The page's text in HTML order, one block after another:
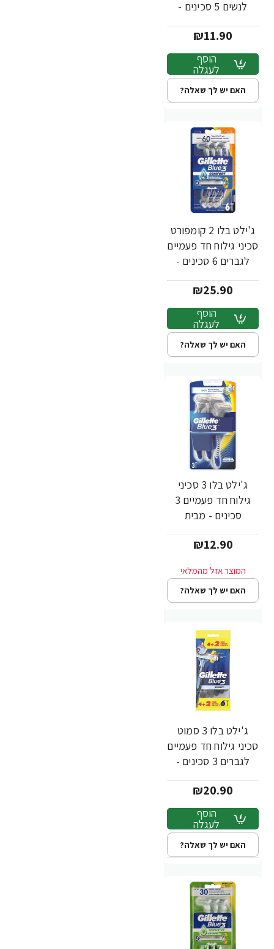
לנשים 5 סכינים -
₪11.90
הוסף
לעגלה
האם יש לך שאלה?
ג'ילט בלו 2 קומפורט
סכיני גילוח חד פעמיים
לגברים 6 סכינים -
₪25.90
הוסף
לעגלה
האם יש לך שאלה?
ג'ילט בלו 3 סכיני
גילוח חד פעמיים 3
סכינים - מבית
₪12.90
האם יש לך שאלה?
ג'ילט בלו 3 סמוט
סכיני גילוח חד פעמיים
לגברים 3 סכינים -
₪20.90
הוסף
לעגלה
האם יש לך שאלה?